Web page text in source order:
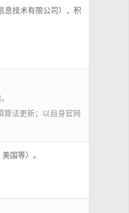
息技术有限公司），积
算法更新；以自身官网
国等）。